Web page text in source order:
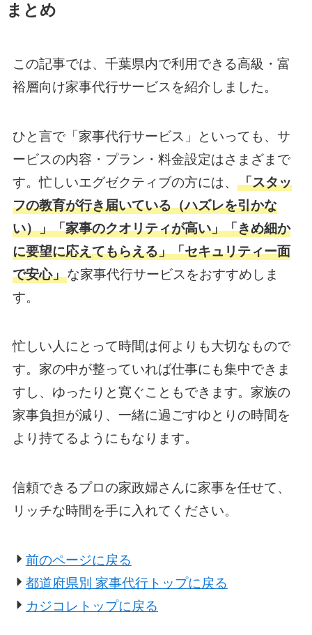
まとめ
この記事では、千葉県内で利用できる高級・富
裕層向け家事代行サービスを紹介しました。
ひと言で「家事代行サービス」といっても、サ
ービスの内容・プラン・料金設定はさまざまで
す。忙しいエグゼクティブの方には、 「スタッ
フの教育が行き届いている（ハズレを引かな
い）」「家事のクオリティが高い」「きめ細か
に要望に応えてもらえる」「セキュリティー面
で安心」な家事代行サービスをおすすめしま
す。
忙しい人にとって時間は何よりも大切なもので
す。家の中が整っていれば仕事にも集中できま
すし、ゆったりと寛ぐこともできます。家族の
家事負担が減り、一緒に過ごすゆとりの時間を
より持てるようにもなります。
信頼できるプロの家政婦さんに家事を任せて、
リッチな時間を手に入れてください。
前のページに戻る
都道府県別 家事代行トップに戻る
カジコレトップに戻る